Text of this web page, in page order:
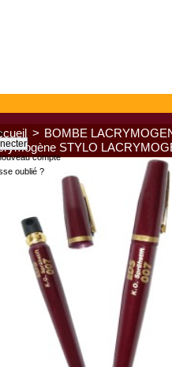
compte
oublié ?
> BOMBE
STYLO